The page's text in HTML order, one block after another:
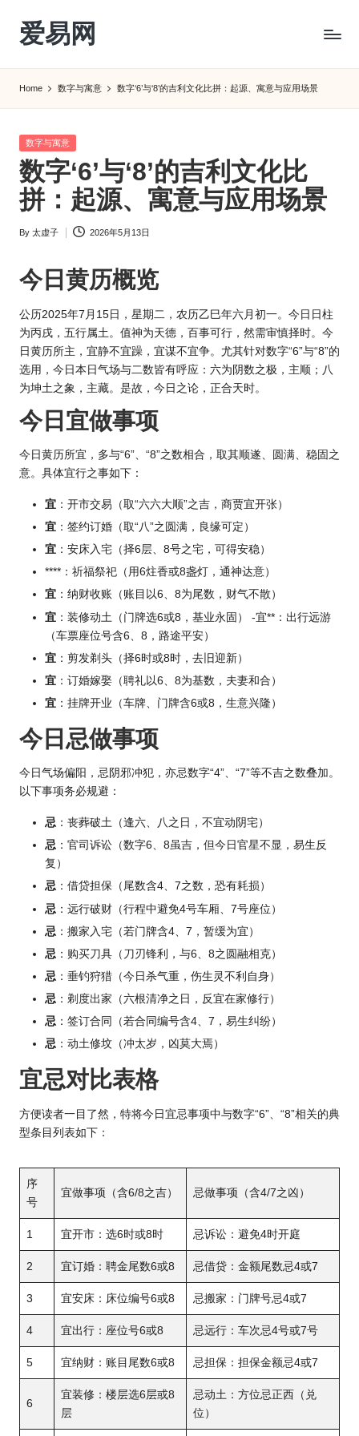
Skip
content
爱易网
转
农
历
阴
历
Home 数字与寓意 数字‘6’与‘8’的吉利文化比拼：起源、寓意与应用场景
Posted
数字与寓意
数字‘6’与‘8’的吉利文化比
拼：起源、寓意与应用场景
Posted
By 太虚子 2026年5月13日
今日 黄历概览
公历2025年7月15日，星期二，农历乙巳年六月初一。今日日柱
为丙戌，五行属土。值神为天德，百事可行，然需审慎择时。今
日黄历所主，宜静不宜躁，宜谋不宜争。尤其针对数字“6”与“8”的
选用，今日本日气场与二数皆有呼应：六为阴数之极，主顺；八
为坤土之象，主藏。是故，今日之论，正合天时。
今日宜做事项
今日黄历所宜，多与“6”、“8”之数相合，取其顺遂、圆满、稳固之
意。具体宜行之事如下：
宜 ：开市交易（取“六六大顺”之吉，商贾宜开张）
宜 ：签约订婚（取“八”之圆满，良缘可定）
宜 ：安床入宅（择6层、8号之宅，可得安稳）
****：祈福祭祀（用6炷香或8盏灯，通神达意）
宜 ：纳财收账（账目以6、8为尾数，财气不散）
宜 ：装修动土（门牌选6或8，基业永固） -宜**：出行远游
（车票座位号含6、8，路途平安）
宜 ：剪发剃头（择6时或8时，去旧迎新）
宜 ：订婚嫁娶（聘礼以6、8为基数，夫妻和合）
宜 ：挂牌开业（车牌、门牌含6或8，生意兴隆）
今日忌做事项
今日气场偏阳，忌阴邪冲犯，亦忌数字“4”、“7”等不吉之数叠加。
以下事项务必规避：
忌 ：丧葬破土（逢六、八之日，不宜动阴宅）
忌 ：官司诉讼（数字6、8虽吉，但今日官星不显，易生反
复）
忌 ：借贷担保（尾数含4、7之数，恐有耗损）
忌 ：远行破财（行程中避免4号车厢、7号座位）
忌 ：搬家入宅（若门牌含4、7，暂缓为宜）
忌 ：购买刀具（刀刃锋利，与6、8之圆融相克）
忌 ：垂钓狩猎（今日杀气重，伤生灵不利自身）
忌 ：剃度出家（六根清净之日，反宜在家修行）
忌 ：签订合同（若合同编号含4、7，易生纠纷）
忌 ：动土修坟（冲太岁，凶莫大焉）
宜忌对比表格
方便读者一目了然，特将今日宜忌事项中与数字“6”、“8”相关的典
型条目列表如下：
序
号
宜做事项（含6/8之吉） 忌做事项（含4/7之凶）
1 宜开市：选6时或8时 忌诉讼：避免4时开庭
2 宜订婚：聘金尾数6或8 忌借贷：金额尾数忌4或7
3 宜安床：床位编号6或8 忌搬家：门牌号忌4或7
4 宜出行：座位号6或8 忌远行：车次忌4号或7号
5 宜纳财：账目尾数6或8 忌担保：担保金额忌4或7
6
宜装修：楼层选6层或8
层
忌动土：方位忌正西（兑
位）